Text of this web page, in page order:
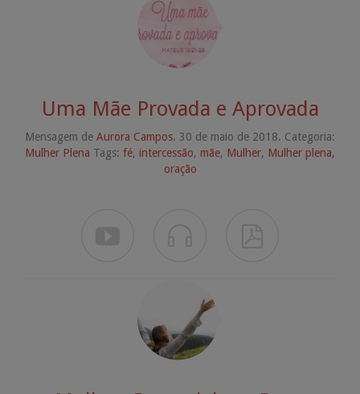
Uma Mãe Provada e Aprovada
Mensagem de Aurora Campos. 30 de maio de 2018. Categoria:
Mulher Plena Tags: fé, intercessão, mãe, Mulher, Mulher plena,
oração